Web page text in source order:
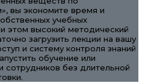
вы экономите время и
учебных
этом высокий методический
загрузить лекции на вашу
и систему контроля знаний
обучение или
сотрудников без длительной